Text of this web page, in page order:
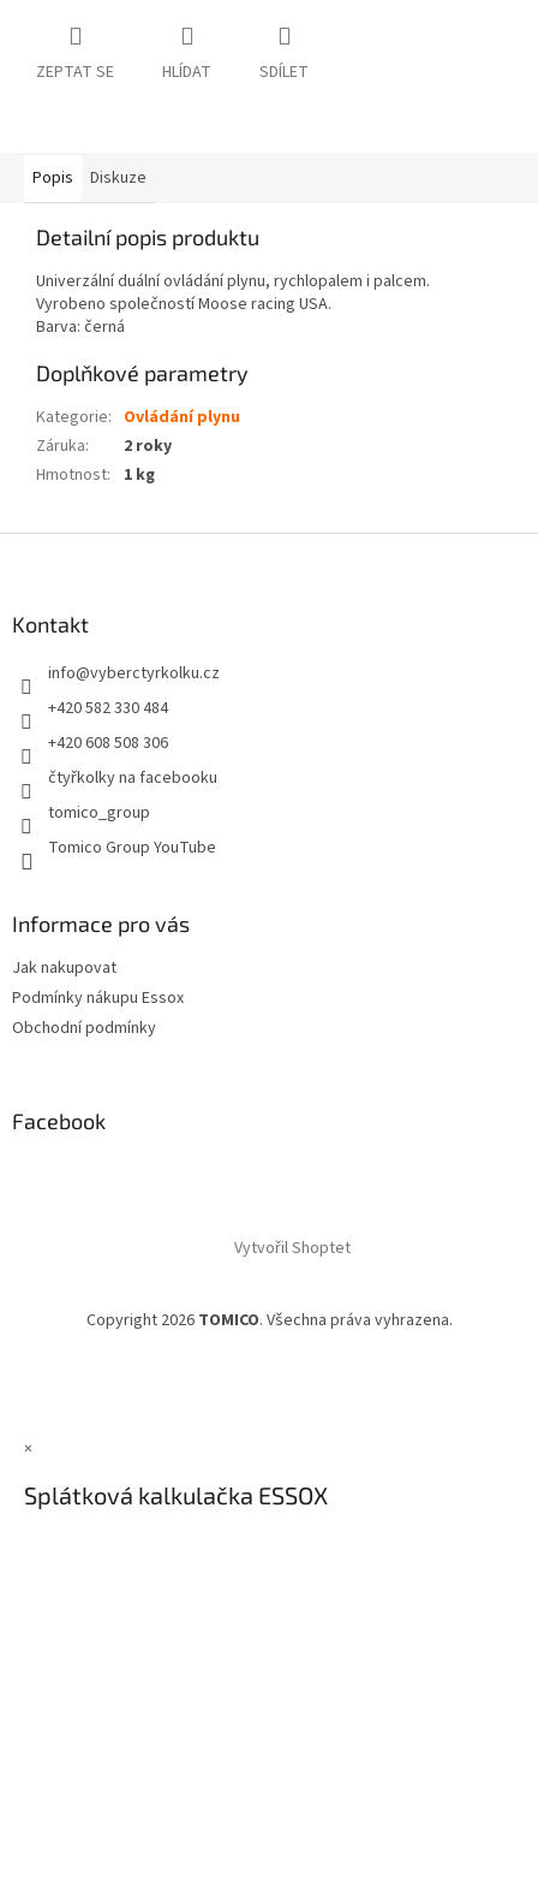
ZEPTAT SE HLÍDAT SDÍLET
Popis Diskuze
Detailní popis produktu
Univerzální duální ovládání plynu, rychlopalem i palcem.
Vyrobeno společností Moose racing USA.
Barva: černá
Doplňkové parametry
Kategorie: Ovládání plynu
Záruka:
2 roky
Hmotnost: 1 kg
Kontakt
info@vyberctyrkolku.cz
+420 582 330 484
+420 608 508 306
čtyřkolky na facebooku
tomico_group
Tomico Group YouTube
Informace pro vás
Jak nakupovat
Podmínky nákupu Essox
Obchodní podmínky
Facebook
Vytvořil Shoptet
Copyright 2026 TOMICO. Všechna práva vyhrazena.
×
Splátková kalkulačka ESSOX